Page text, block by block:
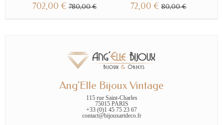
702,00 € 780,00 € 72,00 € 80,00 €
Ang'Elle Bijoux Vintage
115 rue Saint-Charles
75015 PARIS
+33 (0)1 45 75 23 67
contact@bijouxartdeco.fr